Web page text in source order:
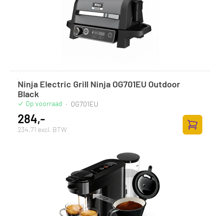
Ninja Electric Grill Ninja OG701EU Outdoor
Black
Op voorraad · OG701EU
284,-
234,71 excl. BTW